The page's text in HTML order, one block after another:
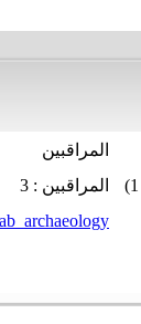
المراقبين
المراقبين : 3